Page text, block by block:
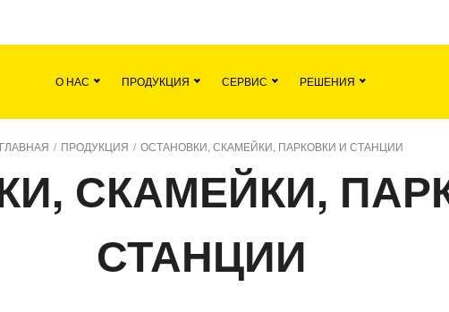
О НАС ПРОДУКЦИЯ СЕРВИС РЕШЕНИЯ
ГЛАВНАЯ / ПРОДУКЦИЯ / ОСТАНОВКИ, СКАМЕЙКИ, ПАРКОВКИ И СТАНЦИИ
СКАМЕЙКИ,
СТАНЦИИ